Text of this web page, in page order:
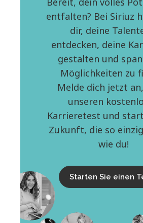
entfalten? Bei Siriuz
dir, deine
entdecken, deine
gestalten und
Möglichkeiten zu
Melde dich jetzt
unseren
Karrieretest und
Zukunft, die so
wie du!
Starten Sie einen